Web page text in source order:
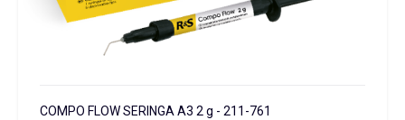
COMPO FLOW SERINGA A3 2 g - 211-761